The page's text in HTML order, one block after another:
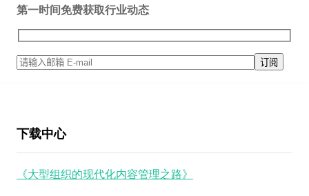
第一时间免费获取行业动态
下载中心
《大型组织的现代化内容管理之路》